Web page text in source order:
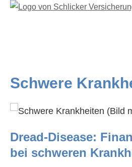
Schwe­re
Dread-Disease:
bei schweren